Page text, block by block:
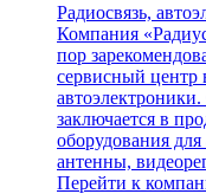
Радиосвязь,
Компания
пор
сервисный центр
заключается в
оборудования
антенны,
Перейти к